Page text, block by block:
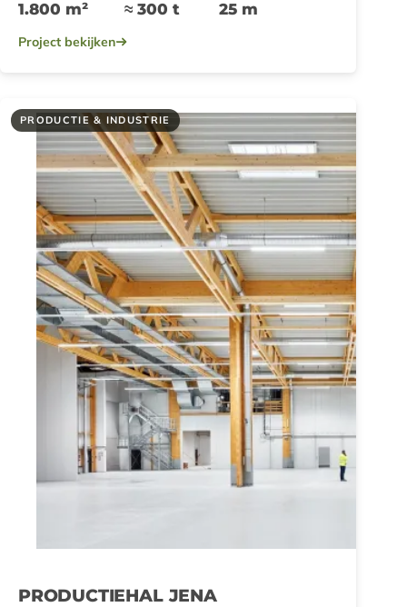
1.800 m² ≈ 300 t 25 m
Project bekijken
PRODUCTIE & INDUSTRIE
PRODUCTIEHAL JENA